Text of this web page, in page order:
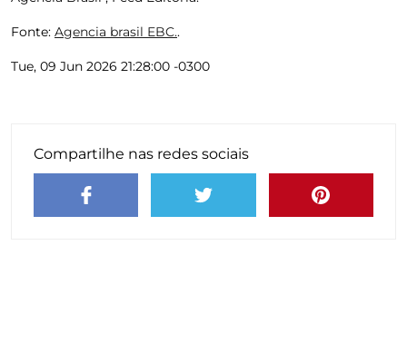
Fonte: Agencia brasil EBC..
Tue, 09 Jun 2026 21:28:00 -0300
Compartilhe nas redes sociais